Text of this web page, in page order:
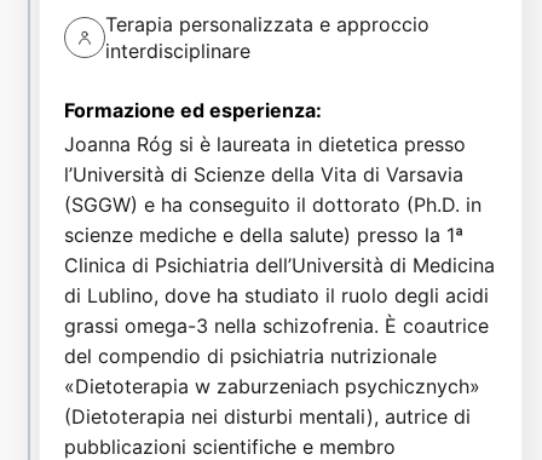
Terapia personalizzata e approccio
interdisciplinare
Formazione ed esperienza:
Joanna Róg si è laureata in dietetica presso
l’Università di Scienze della Vita di Varsavia
(SGGW) e ha conseguito il dottorato (Ph.D. in
scienze mediche e della salute) presso la 1ª
Clinica di Psichiatria dell’Università di Medicina
di Lublino, dove ha studiato il ruolo degli acidi
grassi omega-3 nella schizofrenia. È coautrice
del compendio di psichiatria nutrizionale
«Dietoterapia w zaburzeniach psychicznych»
(Dietoterapia nei disturbi mentali), autrice di
pubblicazioni scientifiche e membro